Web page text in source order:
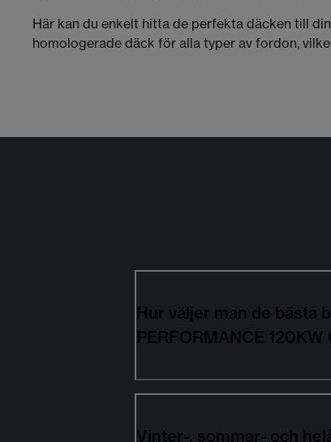
Här kan du enkelt hitta de perfekta däcken till
homologerade däck för alla typer av fordon,
Hur väljer man de bästa
PERFORMANCE 120KW
Vinter-, sommar- och